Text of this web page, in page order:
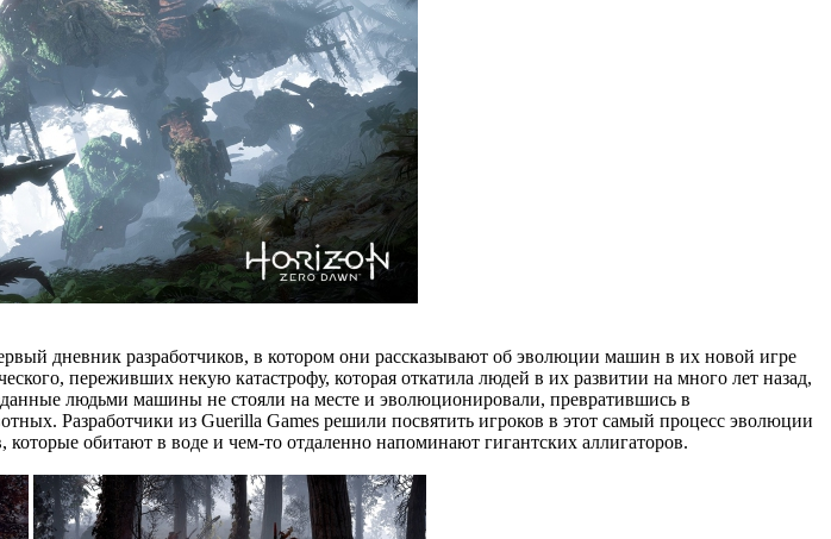
дневник разработчиков, в котором они рассказывают об эволюции машин в их новой игре
переживших некую катастрофу, которая откатила людей в их развитии на много лет назад,
людьми машины не стояли на месте и эволюционировали, превратившись в
Разработчики из Guerilla Games решили посвятить игроков в этот самый процесс эволюции
которые обитают в воде и чем-то отдаленно напоминают гигантских аллигаторов.